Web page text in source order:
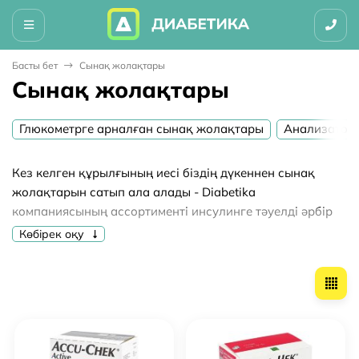
Басты бет Сынақ жолақтары
Сынақ жолақтары
Глюкометрге арналған сынақ жолақтары
Кез келген құрылғының иесі біздің дүкеннен сынақ
жолақтарын сатып ала алады - Diabetika
компаниясының ассортименті инсулинге тәуелді әрбір
адамның қажеттіліктерін оларда бар құралдардан бас
жолақтарын сатып алуға
болады?
Көбірек оқу